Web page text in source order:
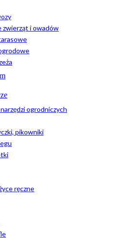
zwierząt i owadów
ogrodniczych
pikowniki
ręczne